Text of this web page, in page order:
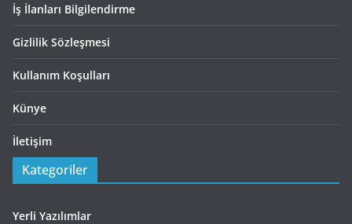
İş İlanları Bilgilendirme
Gizlilik Sözleşmesi
Kullanım Koşulları
Künye
İletişim
Kategoriler
Yerli Yazılımlar